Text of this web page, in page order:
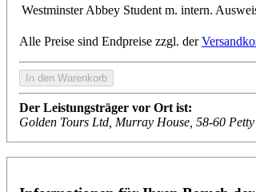
Westminster Abbey Student m. intern.
Alle Preise sind Endpreise zzgl. der
Der Leistungsträger vor Ort ist:
Golden Tours Ltd, Murray House, 58-60